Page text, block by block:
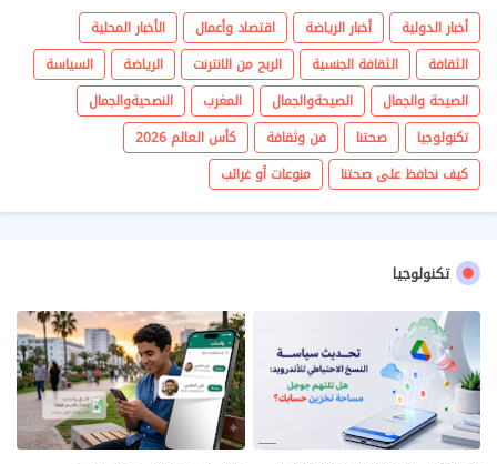
أخبار الدولية أخبار الرياضة اقتصاد وأعمال
الأخبار المحلية
الثقافة
الثقافة الجنسية الربح من الانترنت الرياضة
السياسة
الصيحة والجمال
الصيحةوالجمال المغرب
النصحيةوالجمال
تكنولوجيا
صحتنا فن وثقافة
كأس العالم 2026
كيف نحافظ على صحتنا
منوعات أو غرائب
تكنولوجيا